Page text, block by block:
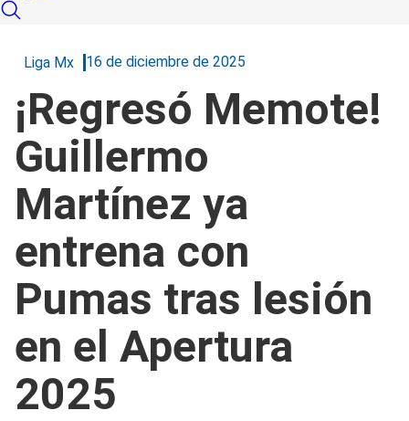
Liga Mx 16 de diciembre de 2025
¡Regresó Memote!
Guillermo
Martínez ya
entrena con
Pumas tras lesión
en el Apertura
2025